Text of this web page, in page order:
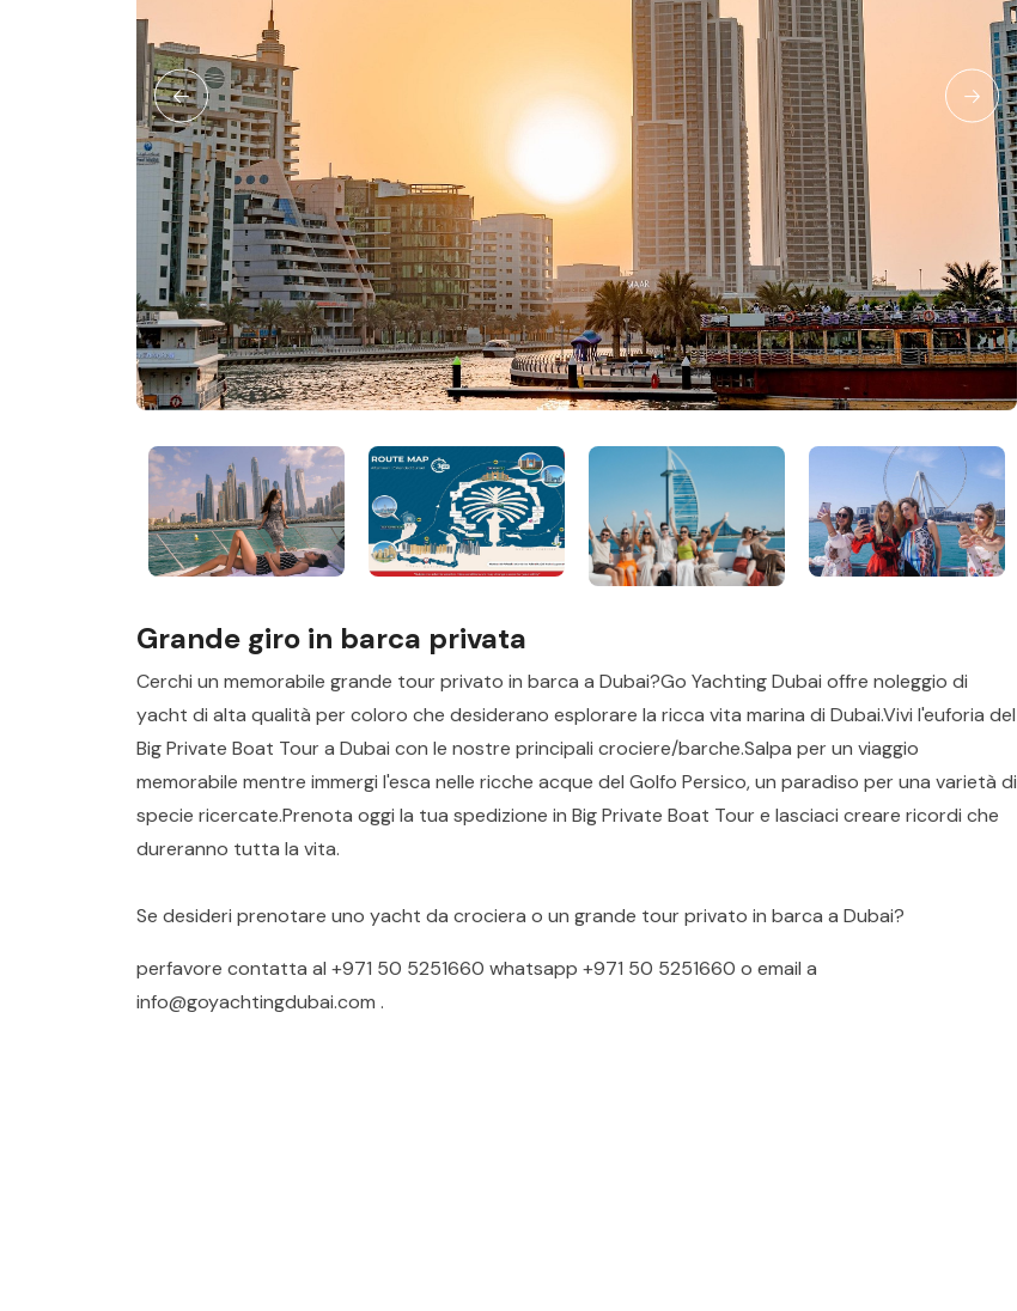
Grande giro in barca privata
Cerchi un memorabile grande tour privato in barca a Dubai?Go Yachting Dubai offre noleggio di
yacht di alta qualità per coloro che desiderano esplorare la ricca vita marina di Dubai.Vivi l'euforia del
Big Private Boat Tour a Dubai con le nostre principali crociere/barche.Salpa per un viaggio
memorabile mentre immergi l'esca nelle ricche acque del Golfo Persico, un paradiso per una varietà di
specie ricercate.Prenota oggi la tua spedizione in Big Private Boat Tour e lasciaci creare ricordi che
dureranno tutta la vita.
Se desideri prenotare uno yacht da crociera o un grande tour privato in barca a Dubai?
perfavore contatta al +971 50 5251660 whatsapp +971 50 5251660 o email a
info@goyachtingdubai.com .